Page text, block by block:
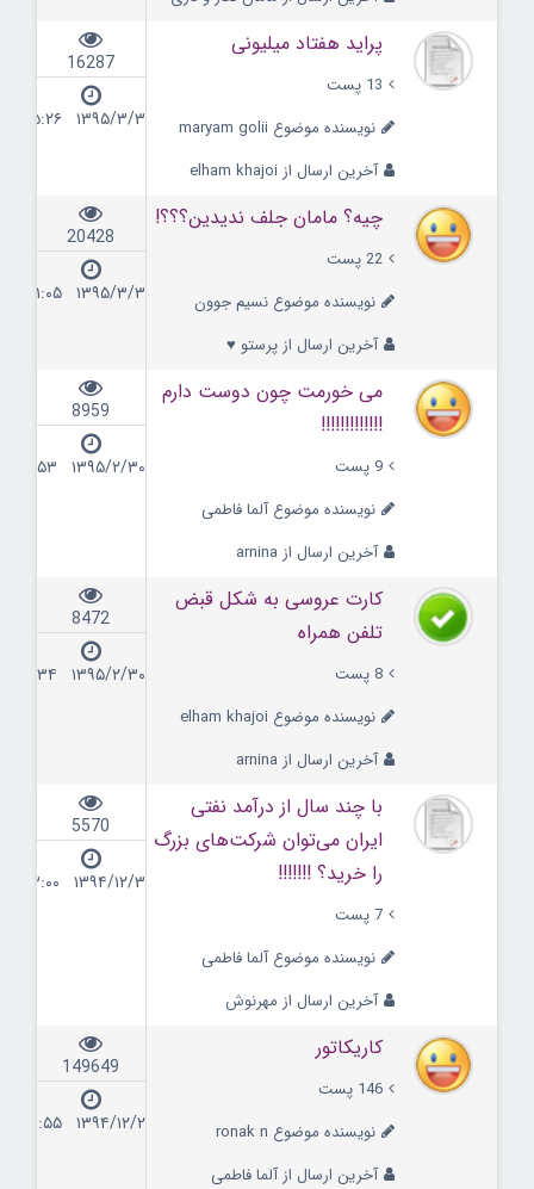
پراید هفتاد میلیونی
13 پست
نویسنده موضوع maryam golii
آخرین ارسال از elham khajoi
16287
۱۳۹۵/۳/۳ ۱۵:۲۶
چیه؟ مامان جلف ندیدین؟؟؟!
22 پست
نویسنده موضوع نسیم جوون
آخرین ارسال از پرستو ♥
20428
۱۳۹۵/۳/۳ ۱۱:۰۵
می خورمت چون دوست دارم
!!!!!!!!!!!!!
9 پست
نویسنده موضوع آلما فاطمی
آخرین ارسال از arnina
8959
۱۳۹۵/۲/۳۰ ۰۹:۵۳
کارت عروسی به شکل قبض
تلفن همراه
8 پست
نویسنده موضوع elham khajoi
آخرین ارسال از arnina
8472
۱۳۹۵/۲/۳۰ ۰۹:۳۴
با چند سال از درآمد نفتی
ایران می‌توان شرکت‌های بزرگ
را خرید؟ !!!!!!!
7 پست
نویسنده موضوع آلما فاطمی
آخرین ارسال از مهرنوش
5570
۱۳۹۴/۱۲/۳ ۱۳:۰۰
کاریکاتور
146 پست
نویسنده موضوع ronak n
آخرین ارسال از آلما فاطمی
149649
۱۳۹۴/۱۲/۲ ۱۱:۵۵